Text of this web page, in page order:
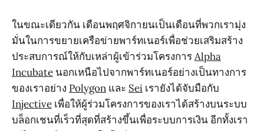
ในขณะเดียวกัน เดือนพฤศจิกายนเป็นเดือนที่พวกเรามุ่ง
มั่นในการขยายเครือข่ายพาร์ทเนอร์เพื่อช่วยเสริมสร้าง
ประสบการณ์ให้กับเหล่าผู้เข้าร่วมโครงการAlpha
Incubate นอกเหนือไปจากพาร์ทเนอร์อย่างเป็นทางการ
ของเราอย่าง Polygon และ Sei เรายังได้จับมือกับ
Injective เพื่อให้ผู้ร่วมโครงการของเราได้สร้างบนระบบ
บล็อกเชนที่เร็วที่สุดที่สร้างขึ้นเพื่อระบบการเงิน อีกทั้งเรา